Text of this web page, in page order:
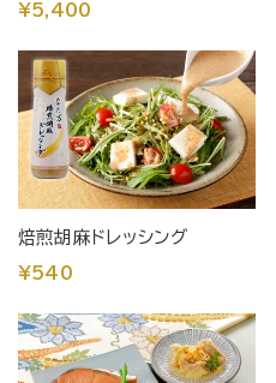
¥5,400
焙煎胡麻ドレッシング
¥540